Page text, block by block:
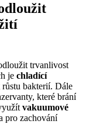
trvanlivost
je chladící
bakterií. Dále
které brání
vakuumové
pro zachování